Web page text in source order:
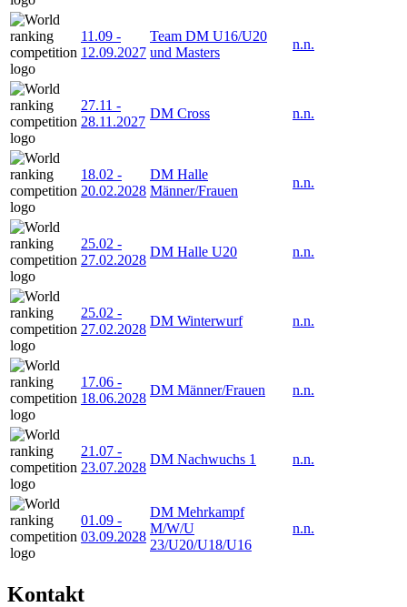
11.09 -
12.09.2027
Team DM U16/U20
und Masters
n.n.
27.11 -
28.11.2027
DM Cross n.n.
18.02 -
20.02.2028
DM Halle
Männer/Frauen
n.n.
25.02 -
27.02.2028
DM Halle U20 n.n.
25.02 -
27.02.2028
DM Winterwurf n.n.
17.06 -
18.06.2028
DM Männer/Frauen n.n.
21.07 -
23.07.2028
DM Nachwuchs 1 n.n.
01.09 -
03.09.2028
DM Mehrkampf
M/W/U
23/U20/U18/U16
n.n.
Kontakt